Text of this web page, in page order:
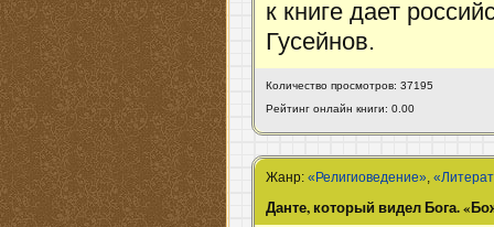
к книге дает
Гусейнов.
Количество просмотров: 37195
Рейтинг онлайн книги: 0.00
Жанр:«Религиоведение»,
Данте, который видел Бога.